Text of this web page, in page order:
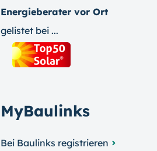
Energieberater vor Ort
gelistet bei ...
MyBaulinks
Bei Baulinks registrieren